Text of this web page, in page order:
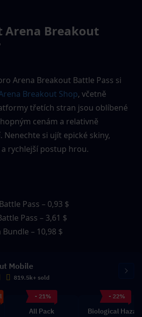
Arena Breakout
Arena Breakout Battle Pass si
Breakout Shop, včetně
třetích stran jsou oblíbené
cenám a relativně
si ujít epické skiny,
rychlejší postup hrou.
Pass – 0,93 $
Pass – 3,61 $
– 10,98 $
Mobile
819.5k+ sold
- 21%
All Pack
- 22%
Biological